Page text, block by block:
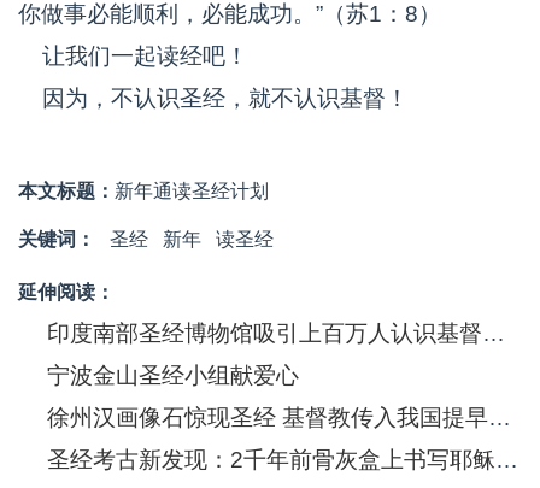
你做事必能顺利，必能成功。”（苏1：8）
让我们一起读经吧！
因为，不认识圣经，就不认识基督！
本文标题： 新年通读圣经计划
关键词： 圣经 新年 读圣经
延伸阅读：
印度南部圣经博物馆吸引上百万人认识基督信息
宁波金山圣经小组献爱心
徐州汉画像石惊现圣经 基督教传入我国提早550年
圣经考古新发现：2千年前骨灰盒上书写耶稣(图)